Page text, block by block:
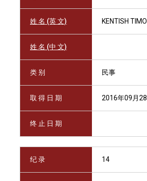
姓 名 (英 文) KENTISH
姓 名 (中 文)
类 别 民事
取 得 日 期 2016年09月
终 止 日 期
纪 录 14